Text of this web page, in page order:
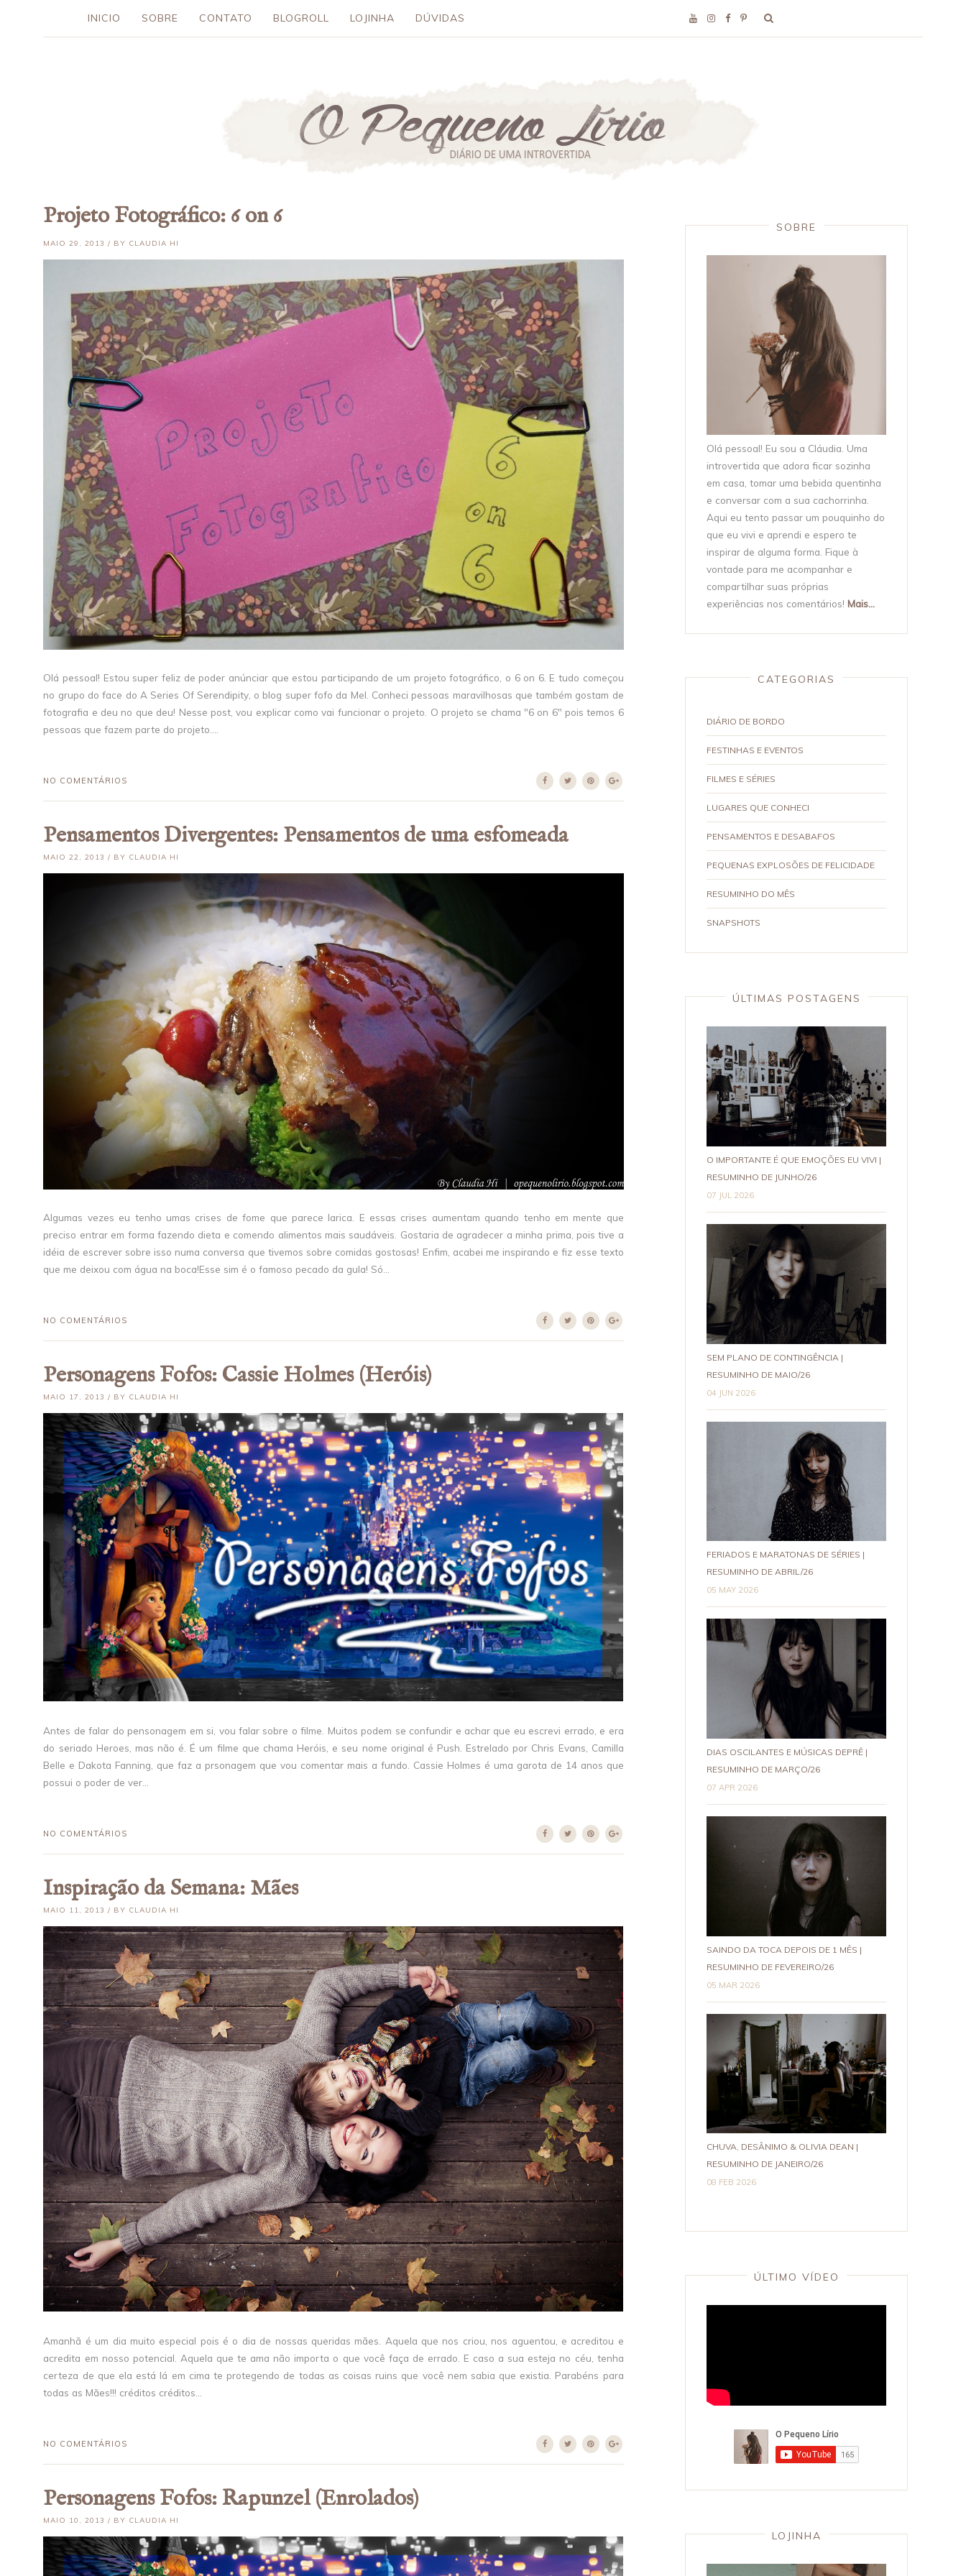
INICIO SOBRE CONTATO BLOGROLL LOJINHA DÚVIDAS
Projeto Fotográfico: 6 on 6
MAIO 29, 2013 / BY CLAUDIA HI
Olá pessoal! Estou super feliz de poder anúnciar que estou participando de um projeto fotográfico, o 6 on 6. E tudo começou
no grupo do face do A Series Of Serendipity, o blog super fofo da Mel. Conheci pessoas maravilhosas que também gostam de
fotografia e deu no que deu! Nesse post, vou explicar como vai funcionar o projeto. O projeto se chama "6 on 6" pois temos 6
pessoas que fazem parte do projeto....
NO COMENTÁRIOS
Pensamentos Divergentes: Pensamentos de uma esfomeada
MAIO 22, 2013 / BY CLAUDIA HI
Algumas vezes eu tenho umas crises de fome que parece larica. E essas crises aumentam quando tenho em mente que
preciso entrar em forma fazendo dieta e comendo alimentos mais saudáveis. Gostaria de agradecer a minha prima, pois tive a
idéia de escrever sobre isso numa conversa que tivemos sobre comidas gostosas! Enfim, acabei me inspirando e fiz esse texto
que me deixou com água na boca!Esse sim é o famoso pecado da gula! Só...
NO COMENTÁRIOS
Personagens Fofos: Cassie Holmes (Heróis)
MAIO 17, 2013 / BY CLAUDIA HI
Antes de falar do pensonagem em si, vou falar sobre o filme. Muitos podem se confundir e achar que eu escrevi errado, e era
do seriado Heroes, mas não é. É um filme que chama Heróis, e seu nome original é Push. Estrelado por Chris Evans, Camilla
Belle e Dakota Fanning, que faz a prsonagem que vou comentar mais a fundo. Cassie Holmes é uma garota de 14 anos que
possui o poder de ver...
NO COMENTÁRIOS
Inspiração da Semana: Mães
MAIO 11, 2013 / BY CLAUDIA HI
Amanhã é um dia muito especial pois é o dia de nossas queridas mães. Aquela que nos criou, nos aguentou, e acreditou e
acredita em nosso potencial. Aquela que te ama não importa o que você faça de errado. E caso a sua esteja no céu, tenha
certeza de que ela está lá em cima te protegendo de todas as coisas ruins que você nem sabia que existia. Parabéns para
todas as Mães!!! créditos créditos...
NO COMENTÁRIOS
Personagens Fofos: Rapunzel (Enrolados)
MAIO 10, 2013 / BY CLAUDIA HI
SOBRE
Olá pessoal! Eu sou a Cláudia. Uma
introvertida que adora ficar sozinha
em casa, tomar uma bebida quentinha
e conversar com a sua cachorrinha.
Aqui eu tento passar um pouquinho do
que eu vivi e aprendi e espero te
inspirar de alguma forma. Fique à
vontade para me acompanhar e
compartilhar suas próprias
experiências nos comentários! Mais...
CATEGORIAS
DIÁRIO DE BORDO
FESTINHAS E EVENTOS
FILMES E SÉRIES
LUGARES QUE CONHECI
PENSAMENTOS E DESABAFOS
PEQUENAS EXPLOSÕES DE FELICIDADE
RESUMINHO DO MÊS
SNAPSHOTS
ÚLTIMAS POSTAGENS
O IMPORTANTE É QUE EMOÇÕES EU VIVI |
RESUMINHO DE JUNHO/26
07 JUL 2026
SEM PLANO DE CONTINGÊNCIA |
RESUMINHO DE MAIO/26
04 JUN 2026
FERIADOS E MARATONAS DE SÉRIES |
RESUMINHO DE ABRIL/26
05 MAY 2026
DIAS OSCILANTES E MÚSICAS DEPRÊ |
RESUMINHO DE MARÇO/26
07 APR 2026
SAINDO DA TOCA DEPOIS DE 1 MÊS |
RESUMINHO DE FEVEREIRO/26
05 MAR 2026
CHUVA, DESÂNIMO & OLIVIA DEAN |
RESUMINHO DE JANEIRO/26
08 FEB 2026
ÚLTIMO VÍDEO
LOJINHA